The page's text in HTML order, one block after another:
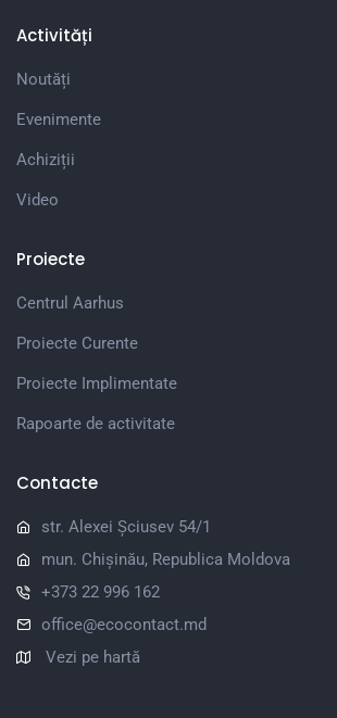
Activități
Noutăți
Evenimente
Achiziții
Video
Proiecte
Centrul Aarhus
Proiecte Curente
Proiecte Implimentate
Rapoarte de activitate
Contacte
str. Alexei Șciusev 54/1
mun. Chișinău, Republica Moldova
+373 22 996 162
office@ecocontact.md
Vezi pe hartă